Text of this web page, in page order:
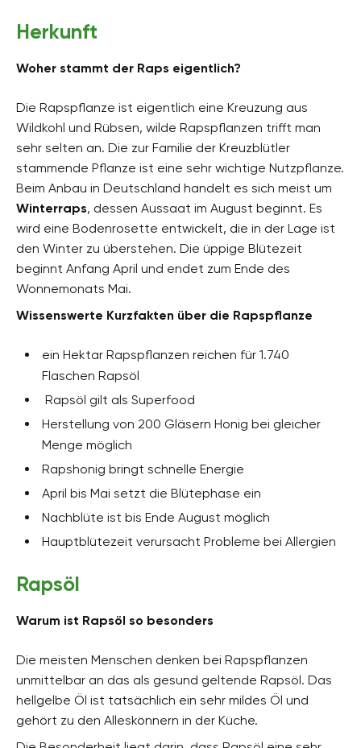
Herkunft
Woher stammt der Raps eigentlich?
Die Rapspflanze ist eigentlich eine Kreuzung aus
Wildkohl und Rübsen, wilde Rapspflanzen trifft man
sehr selten an. Die zur Familie der Kreuzblütler
stammende Pflanze ist eine sehr wichtige Nutzpflanze.
Beim Anbau in Deutschland handelt es sich meist um
Winterraps, dessen Aussaat im August beginnt. Es
wird eine Bodenrosette entwickelt, die in der Lage ist
den Winter zu überstehen. Die üppige Blütezeit
beginnt Anfang April und endet zum Ende des
Wonnemonats Mai.
Wissenswerte Kurzfakten über die Rapspflanze
ein Hektar Rapspflanzen reichen für 1.740
Flaschen Rapsöl
Rapsöl gilt als Superfood
Herstellung von 200 Gläsern Honig bei gleicher
Menge möglich
Rapshonig bringt schnelle Energie
April bis Mai setzt die Blütephase ein
Nachblüte ist bis Ende August möglich
Hauptblütezeit verursacht Probleme bei Allergien
Rapsöl
Warum ist Rapsöl so besonders
Die meisten Menschen denken bei Rapspflanzen
unmittelbar an das als gesund geltende Rapsöl. Das
hellgelbe Öl ist tatsächlich ein sehr mildes Öl und
gehört zu den Alleskönnern in der Küche.